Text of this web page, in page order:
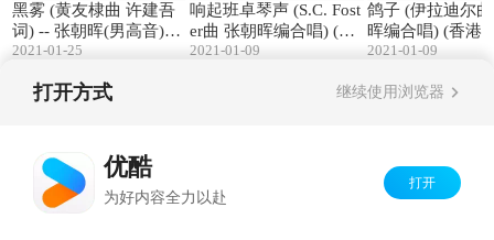
黑雾 (黄友棣曲 许建吾
词) -- 张朝晖(男高音)独
唱 (香港)
2021-01-25
响起班卓琴声 (S.C. Fost
er曲 张朝晖编合唱) (香
港重唱艺术团)
2021-01-09
鸽子 (伊拉迪尔曲 张
晖编合唱) (香港重唱艺
术团)
2021-01-09
打开方式 继续使用浏览器
优酷
为好内容全力以赴
打开